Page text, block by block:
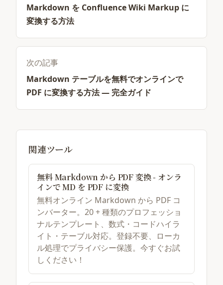
Markdown を Confluence Wiki Markup に
変換する方法
次の記事
Markdown テーブルを無料でオンラインで
PDF に変換する方法 — 完全ガイド
関連ツール
無料 Markdown から PDF 変換 - オンラ
インで MD を PDF に変換
無料オンライン Markdown から PDF コ
ンバーター。20 + 種類のプロフェッショ
ナルテンプレート、数式・コードハイラ
イト・テーブル対応。登録不要、ローカ
ル処理でプライバシー保護。今すぐお試
しください！